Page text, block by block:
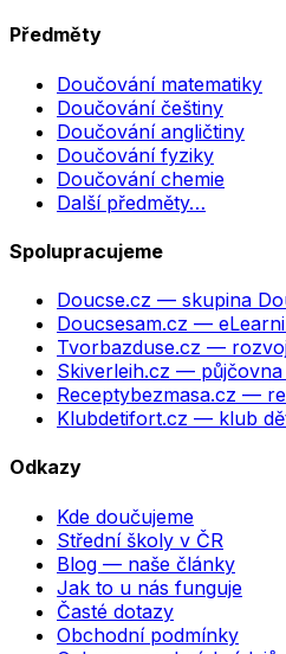
Předměty
Doučování matematiky
Doučování češtiny
Doučování angličtiny
Doučování fyziky
Doučování chemie
Další předměty…
Spolupracujeme
Doucse.cz — skupina
Doucsesam.cz —
Tvorbazduse.cz —
Skiverleih.cz —
Receptybezmasa.cz —
Klubdetifort.cz — klub
Odkazy
Kde doučujeme
Střední školy v ČR
Blog — naše články
Jak to u nás funguje
Časté dotazy
Obchodní podmínky